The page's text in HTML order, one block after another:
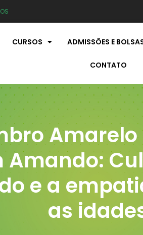
CURSOS ADMISSÕES E
CONTATO
Amarelo
Amando:
e a
as